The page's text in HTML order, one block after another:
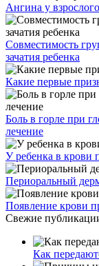
Ангина у
Совместимость
зачатия ребенка
Какие первые
Боль в горле при
лечение
У ребенка в
Периоральный
Появление крови
Свежие
Как